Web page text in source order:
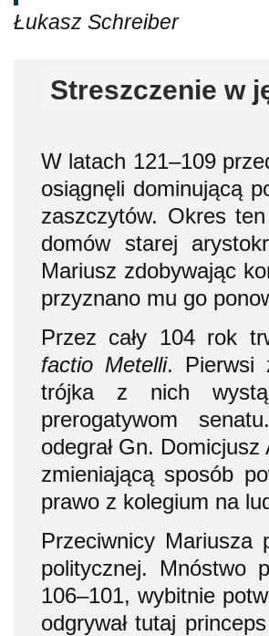
Łukasz Schreiber
Streszczenie w
W latach 121–109
osiągnęli dominującą
zaszczytów. Okres
domów starej
Mariusz zdobywając
przyznano mu go
Przez cały 104 rok
factio Metelli. Pierwsi
trójka z nich
prerogatywom
odegrał Gn.
zmieniającą sposób
prawo z kolegium na
Przeciwnicy Mariusza
politycznej. Mnóstwo
106–101, wybitnie
odgrywał tutaj